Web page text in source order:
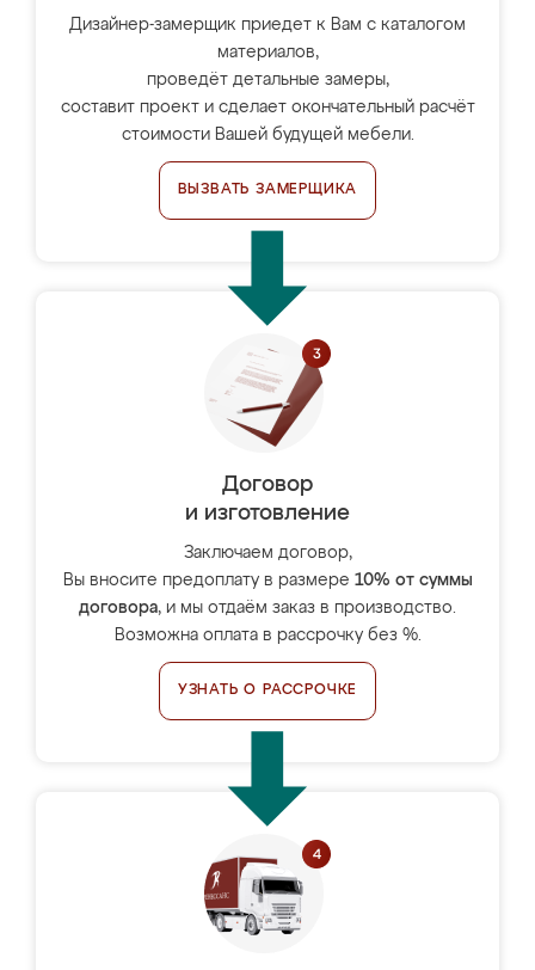
Дизайнер-замерщик приедет к Вам с каталогом
материалов,
проведёт детальные замеры,
составит проект и сделает окончательный расчёт
стоимости Вашей будущей мебели.
ВЫЗВАТЬ ЗАМЕРЩИКА
Договор
и изготовление
Заключаем договор,
Вы вносите предоплату в размере 10% от суммы
договора, и мы отдаём заказ в производство.
Возможна оплата в рассрочку без %.
УЗНАТЬ О РАССРОЧКЕ